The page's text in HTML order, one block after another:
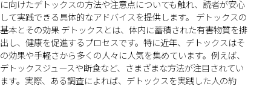
に向けたデトックスの方法や注意点についても触れ、読者が安心
して実践できる具体的なアドバイスを提供します。 デトックスの
基本とその効果 デトックスとは、体内に蓄積された有害物質を排
出し、健康を促進するプロセスです。特に近年、デトックスはそ
の効果や手軽さから多くの人々に人気を集めています。例えば、
デトックスジュースや断食など、さまざまな方法が注目されてい
ます。実際、ある調査によれば、デトックスを実践した人の約